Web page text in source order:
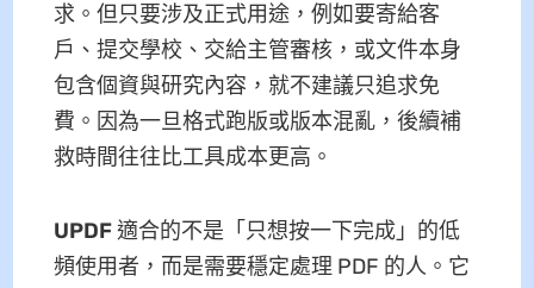
求。但只要涉及正式用途，例如要寄給客
戶、提交學校、交給主管審核，或文件本身
包含個資與研究內容，就不建議只追求免
費。因為一旦格式跑版或版本混亂，後續補
救時間往往比工具成本更高。
UPDF適合的不是「只想按一下完成」的低
頻使用者，而是需要穩定處理 PDF 的人。它